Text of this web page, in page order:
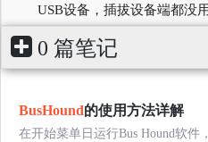
USB设备，插拔设备端都没
0 篇笔记
BusHound的使用方法详解
在开始菜单日运行Bus Hound软件